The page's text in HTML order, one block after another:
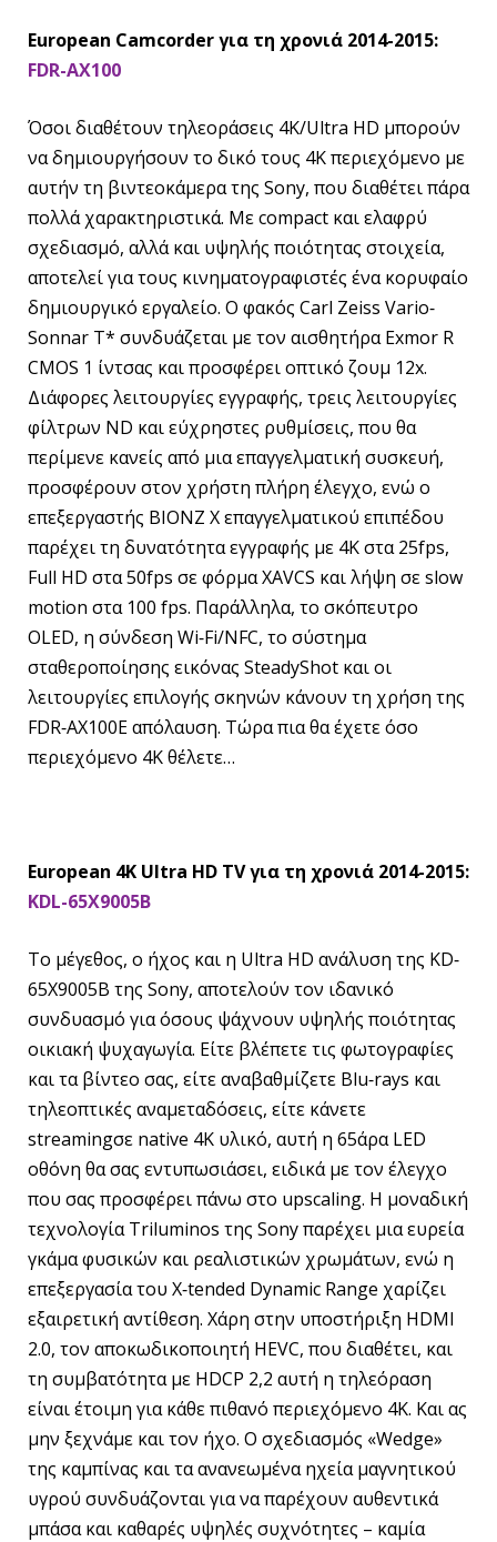
European Camcorder για τη χρονιά 2014-2015:
FDR-AX100
Όσοι διαθέτουν τηλεοράσεις 4K/Ultra HD μπορούν
να δημιουργήσουν το δικό τους 4K περιεχόμενο με
αυτήν τη βιντεοκάμερα της Sony, που διαθέτει πάρα
πολλά χαρακτηριστικά. Με compact και ελαφρύ
σχεδιασμό, αλλά και υψηλής ποιότητας στοιχεία,
αποτελεί για τους κινηματογραφιστές ένα κορυφαίο
δημιουργικό εργαλείο. Ο φακός Carl Zeiss Vario‐
Sonnar T* συνδυάζεται με τον αισθητήρα Exmor R
CMOS 1 ίντσας και προσφέρει οπτικό ζουμ 12x.
Διάφορες λειτουργίες εγγραφής, τρεις λειτουργίες
φίλτρων ND και εύχρηστες ρυθμίσεις, που θα
περίμενε κανείς από μια επαγγελματική συσκευή,
προσφέρουν στον χρήστη πλήρη έλεγχο, ενώ ο
επεξεργαστής BIONZ X επαγγελματικού επιπέδου
παρέχει τη δυνατότητα εγγραφής με 4K στα 25fps,
Full HD στα 50fps σε φόρμα XAVCS και λήψη σε slow
motion στα 100 fps. Παράλληλα, το σκόπευτρο
OLED, η σύνδεση Wi‐Fi/NFC, το σύστημα
σταθεροποίησης εικόνας SteadyShot και οι
λειτουργίες επιλογής σκηνών κάνουν τη χρήση της
FDR‐AX100E απόλαυση. Τώρα πια θα έχετε όσο
περιεχόμενο 4Κ θέλετε…
European 4K Ultra HD TV για τη χρονιά 2014-2015:
KDL-65X9005B
Το μέγεθος, ο ήχος και η Ultra HD ανάλυση της KD‐
65X9005B της Sony, αποτελούν τον ιδανικό
συνδυασμό για όσους ψάχνουν υψηλής ποιότητας
οικιακή ψυχαγωγία. Είτε βλέπετε τις φωτογραφίες
και τα βίντεο σας, είτε αναβαθμίζετε Blu‐rays και
τηλεοπτικές αναμεταδόσεις, είτε κάνετε
streamingσε native 4K υλικό, αυτή η 65άρα LED
οθόνη θα σας εντυπωσιάσει, ειδικά με τον έλεγχο
που σας προσφέρει πάνω στο upscaling. Η μοναδική
τεχνολογία Triluminos της Sony παρέχει μια ευρεία
γκάμα φυσικών και ρεαλιστικών χρωμάτων, ενώ η
επεξεργασία του X‐tended Dynamic Range χαρίζει
εξαιρετική αντίθεση. Χάρη στην υποστήριξη HDMI
2.0, τον αποκωδικοποιητή HEVC, που διαθέτει, και
τη συμβατότητα με HDCP 2,2 αυτή η τηλεόραση
είναι έτοιμη για κάθε πιθανό περιεχόμενο 4K. Και ας
μην ξεχνάμε και τον ήχο. Ο σχεδιασμός «Wedge»
της καμπίνας και τα ανανεωμένα ηχεία μαγνητικού
υγρού συνδυάζονται για να παρέχουν αυθεντικά
μπάσα και καθαρές υψηλές συχνότητες – καμία